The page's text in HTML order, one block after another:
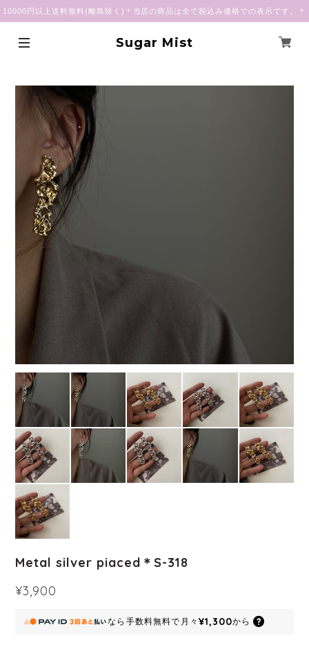
10000円以上送料無料(離島除く)＊当店の商品は全て税込み価格での表示です。＊
Sugar Mist
Metal silver piaced＊S-318
¥3,900
なら 手数料無料で 月々 ¥1,300から